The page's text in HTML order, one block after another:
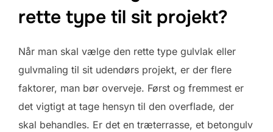
rette type til sit projekt?
Når man skal vælge den rette type gulvlak eller
gulvmaling til sit udendørs projekt, er der flere
faktorer, man bør overveje. Først og fremmest er
det vigtigt at tage hensyn til den overflade, der
skal behandles. Er det en træterrasse, et betongulv